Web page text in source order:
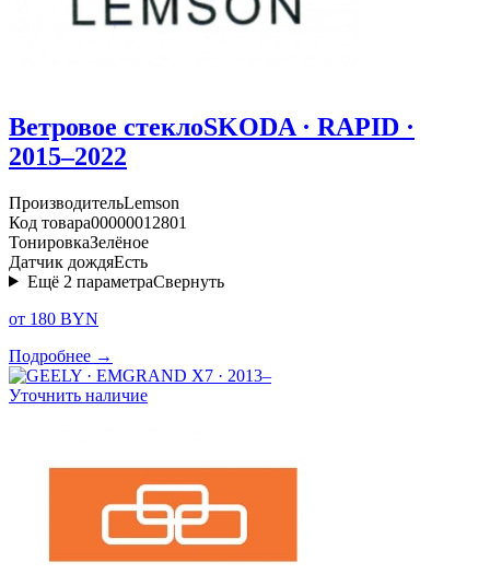
Ветровое стеклоSKODA · RAPID ·
2015–2022
ПроизводительLemson
Код товара00000012801
ТонировкаЗелёное
Датчик дождяЕсть
Ещё 2 параметраСвернуть
от 180 BYN
Подробнее →
Уточнить наличие